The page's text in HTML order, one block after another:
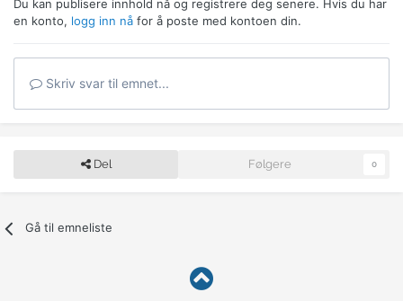
Du kan publisere innhold nå og registrere deg senere. Hvis du har
en konto, logg inn nå for å poste med kontoen din.
Skriv svar til emnet...
Del Følgere 0
Gå til emneliste